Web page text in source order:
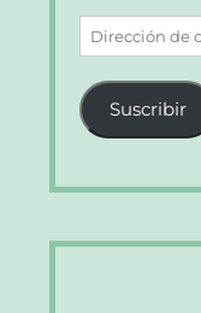
Dirección
de
correo
electrónico
Suscribir